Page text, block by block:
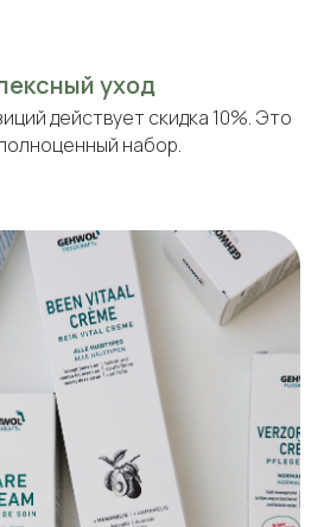
уход
действует скидка 10%. Это
набор.